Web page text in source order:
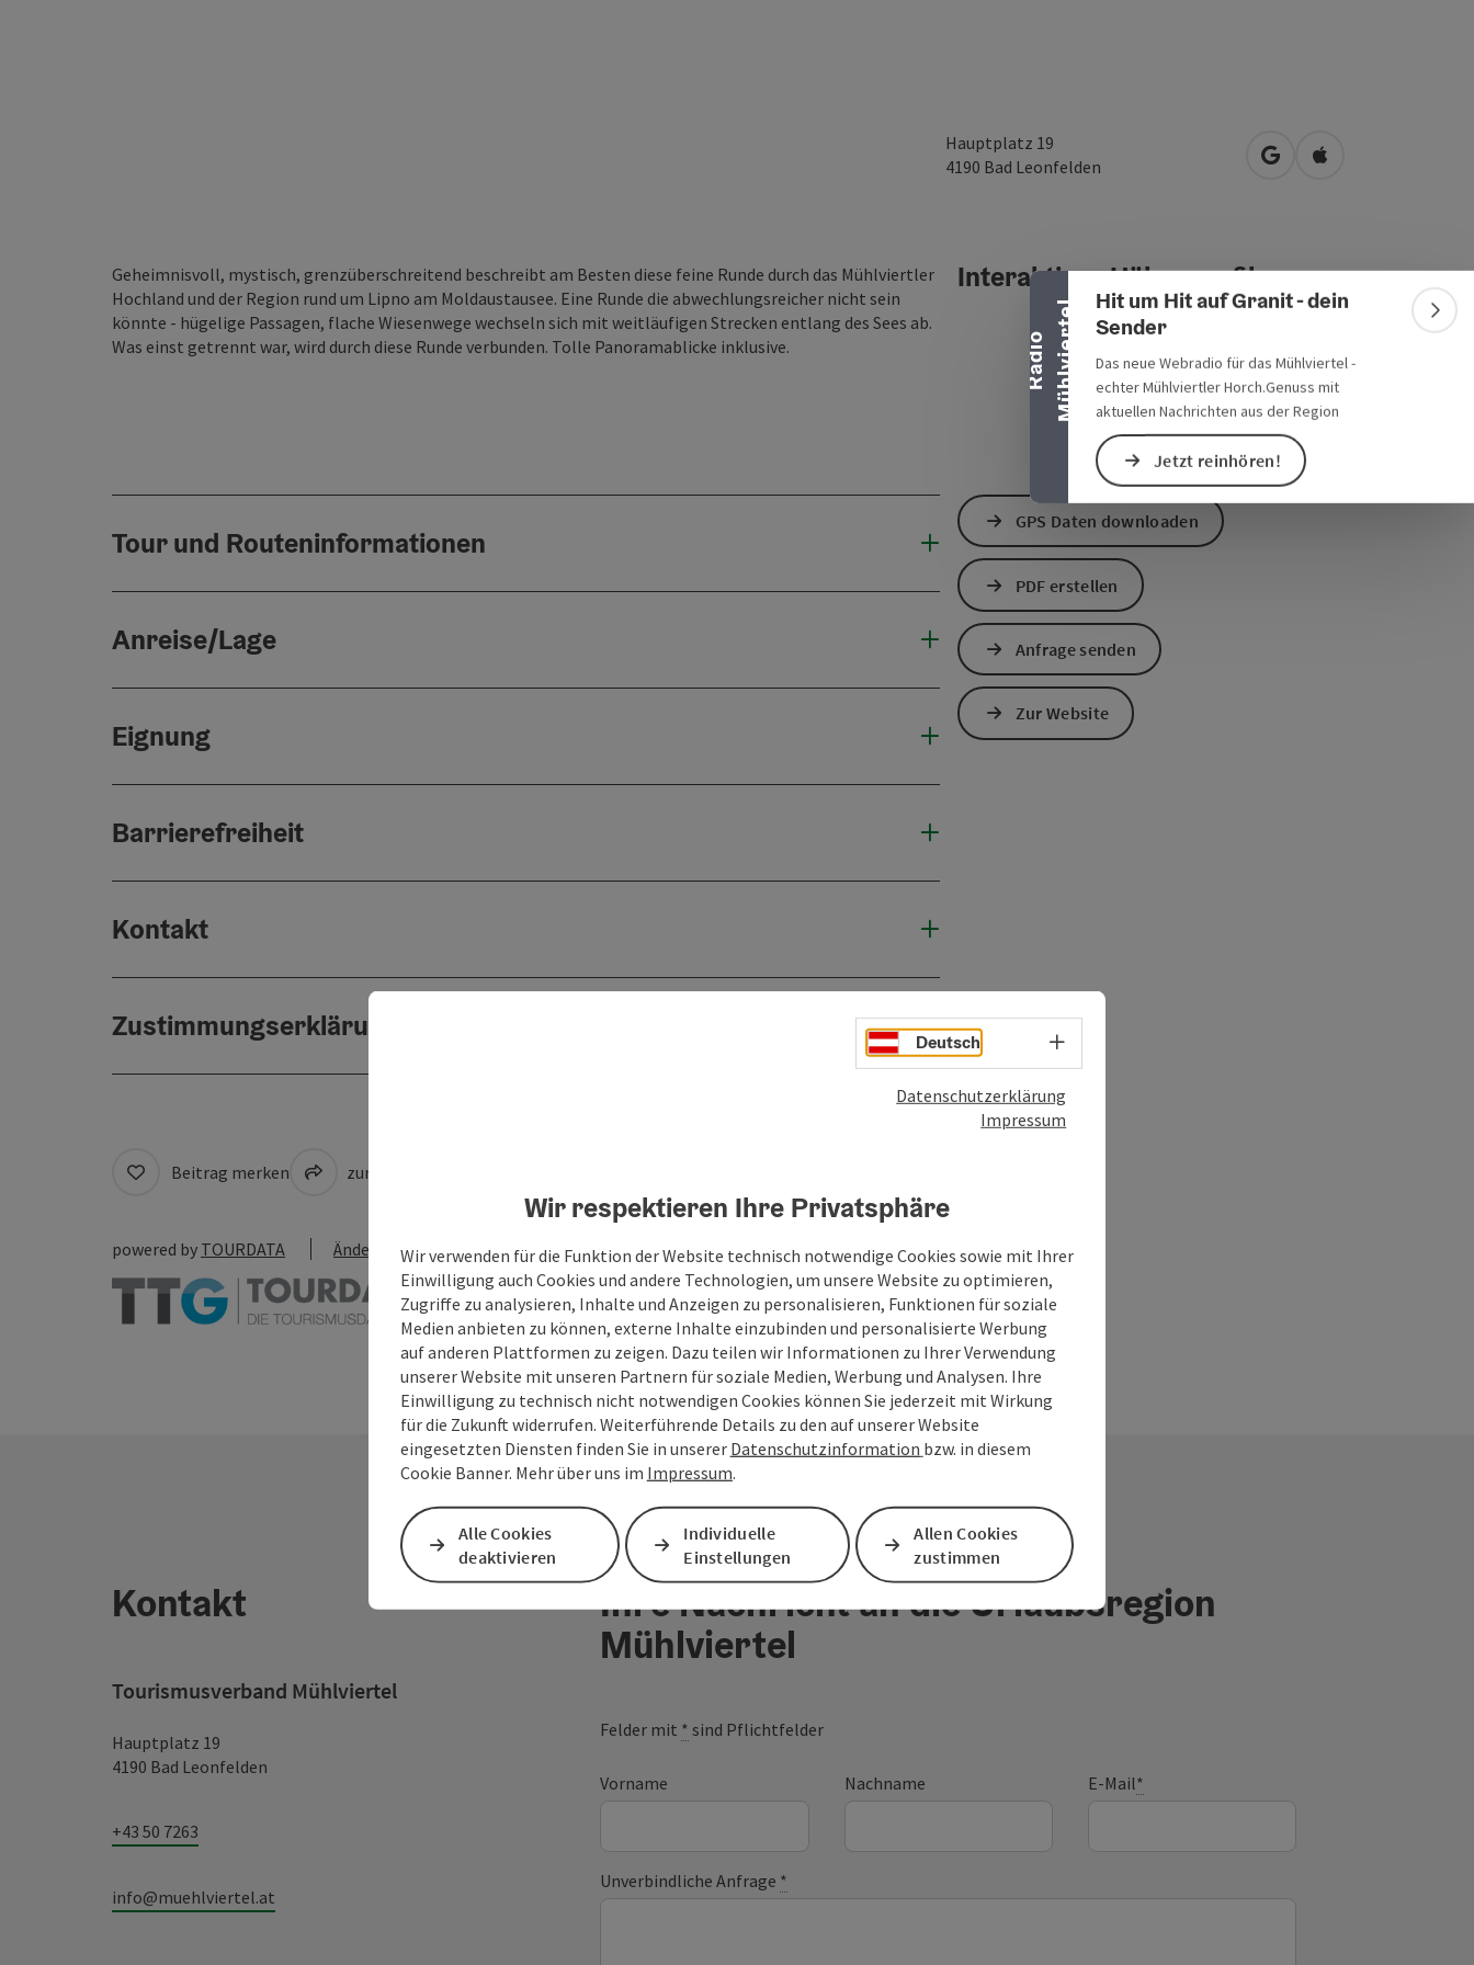
R
a
d
i
o
M
ü
h
l
v
i
e
r
t
e l
Banner einklappen
Hit um Hit auf Granit - dein
Sender
Das neue Webradio für das Mühlviertel -
echter Mühlviertler Horch.Genuss mit
aktuellen Nachrichten aus der Region
Jetzt reinhören!
Hauptplatz 19
4190 Bad Leonfelden in Google Maps öffnen
in Apple Maps
Geheimnisvoll, mystisch, grenzüberschreitend beschreibt am Besten diese feine Runde durch das Mühlviertler
Hochland und der Region rund um Lipno am Moldaustausee. Eine Runde die abwechlungsreicher nicht sein
könnte - hügelige Passagen, flache Wiesenwege wechseln sich mit weitläufigen Strecken entlang des Sees ab.
Was einst getrennt war, wird durch diese Runde verbunden. Tolle Panoramablicke inklusive.
Tour und Routeninformationen
Anreise/Lage
Eignung
Barrierefreiheit
Kontakt
Zustimmungserklärung
Interaktives Höhenprofil
GPS Daten downloaden
PDF erstellen
Anfrage senden
Zur Website
Beitrag merken zum Merkzettel
powered by TOURDATA Änderung vorschlagen
Kontakt
Tourismusverband Mühlviertel
Hauptplatz 19
4190 Bad Leonfelden
+43 50 7263
info@muehlviertel.at
Ihre Nachricht an die Urlaubsregion
Mühlviertel
Felder mit * sind Pflichtfelder
Vorname Nachname E-Mail*
Unverbindliche Anfrage *
Deutsch Sprachwahl - Menü öffnen
Datenschutzerklärung
Impressum
Wir respektieren Ihre Privatsphäre
Wir verwenden für die Funktion der Website technisch notwendige Cookies sowie mit Ihrer
Einwilligung auch Cookies und andere Technologien, um unsere Website zu optimieren,
Zugriffe zu analysieren, Inhalte und Anzeigen zu personalisieren, Funktionen für soziale
Medien anbieten zu können, externe Inhalte einzubinden und personalisierte Werbung
auf anderen Plattformen zu zeigen. Dazu teilen wir Informationen zu Ihrer Verwendung
unserer Website mit unseren Partnern für soziale Medien, Werbung und Analysen. Ihre
Einwilligung zu technisch nicht notwendigen Cookies können Sie jederzeit mit Wirkung
für die Zukunft widerrufen. Weiterführende Details zu den auf unserer Website
eingesetzten Diensten finden Sie in unserer Datenschutzinformation bzw. in diesem
Cookie Banner. Mehr über uns im Impressum.
Alle Cookies
deaktivieren
Individuelle
Einstellungen
Allen Cookies
zustimmen